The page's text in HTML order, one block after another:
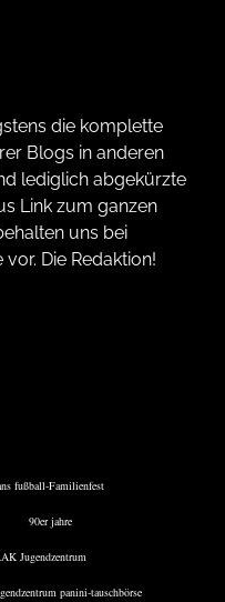
die komplette
Blogs in anderen
lediglich abgekürzte
Link zum ganzen
uns bei
Die Redaktion!
fußball-Familienfest
90er jahre
Jugendzentrum
panini-tauschbörse